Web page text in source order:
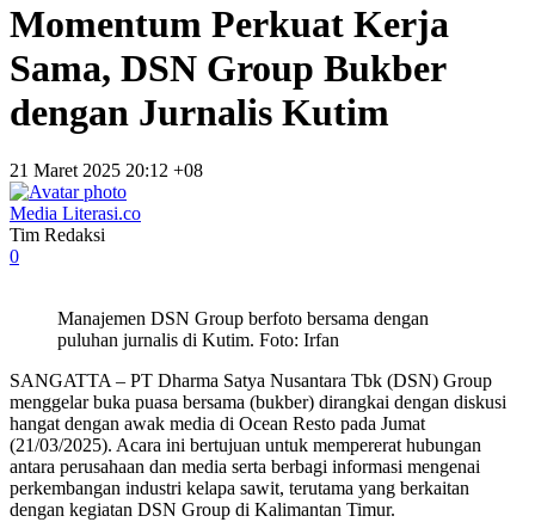
Momentum Perkuat Kerja
Sama, DSN Group Bukber
dengan Jurnalis Kutim
21 Maret 2025 20:12 +08
Media Literasi.co
Tim Redaksi
0
Manajemen DSN Group berfoto bersama dengan
puluhan jurnalis di Kutim. Foto: Irfan
SANGATTA – PT Dharma Satya Nusantara Tbk (DSN) Group
menggelar buka puasa bersama (bukber) dirangkai dengan diskusi
hangat dengan awak media di Ocean Resto pada Jumat
(21/03/2025). Acara ini bertujuan untuk mempererat hubungan
antara perusahaan dan media serta berbagi informasi mengenai
perkembangan industri kelapa sawit, terutama yang berkaitan
dengan kegiatan DSN Group di Kalimantan Timur.